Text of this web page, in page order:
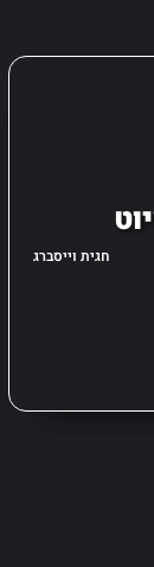
חגית וייסברג